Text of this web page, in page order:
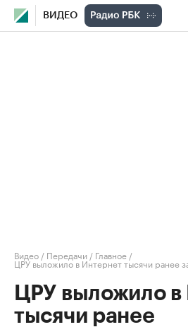
ВИДЕО
Видео / Передачи / Главное /
ЦРУ выложило в Интернет тысячи ранее
ЦРУ выложило в
тысячи ранее